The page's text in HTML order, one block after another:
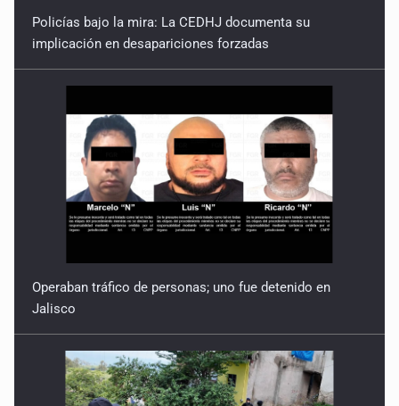
Policías bajo la mira: La CEDHJ documenta su
implicación en desapariciones forzadas
Operaban tráfico de personas; uno fue detenido en
Jalisco